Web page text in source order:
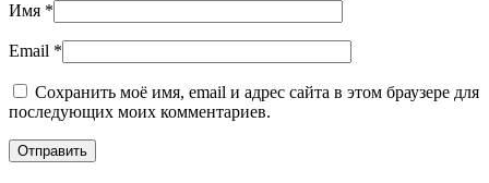
Имя *
Email *
Сохранить моё имя, email и адрес сайта в этом браузере для
последующих моих комментариев.